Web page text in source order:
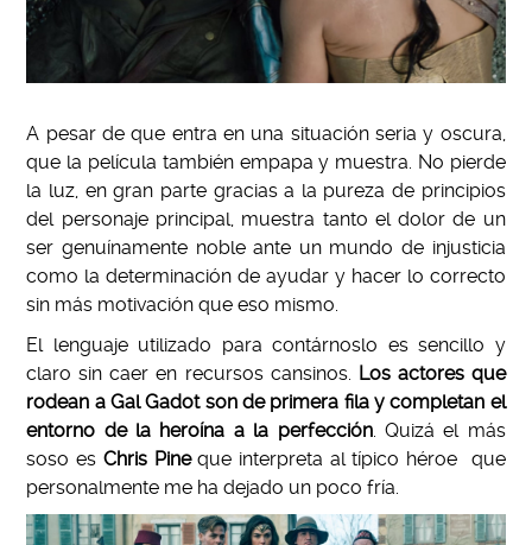
A pesar de que entra en una situación seria y oscura,
que la película también empapa y muestra. No pierde
la luz, en gran parte gracias a la pureza de principios
del personaje principal, muestra tanto el dolor de un
ser genuínamente noble ante un mundo de injusticia
como la determinación de ayudar y hacer lo correcto
sin más motivación que eso mismo.
El lenguaje utilizado para contárnoslo es sencillo y
claro sin caer en recursos cansinos. Los actores que
rodean a Gal Gadot son de primera fila y completan el
entorno de la heroína a la perfección. Quizá el más
soso es Chris Pine que interpreta al típico héroe que
personalmente me ha dejado un poco fría.